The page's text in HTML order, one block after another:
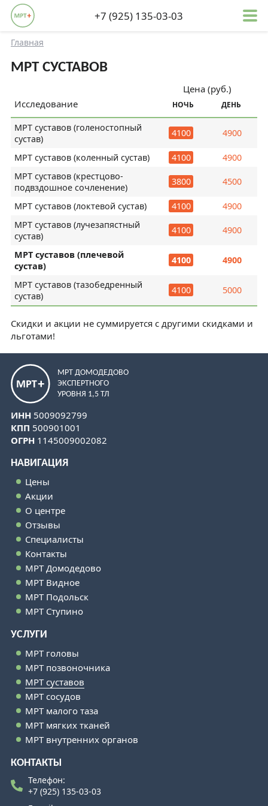
+7 (925) 135-03-03
Главная
МРТ СУСТАВОВ
Исследование
Цена (руб.)
НОЧЬ ДЕНЬ
МРТ суставов (голеностопный
сустав)
4100 4900
МРТ суставов (коленный сустав) 4100
4900
МРТ суставов (крестцово-
подвздошное сочленение)
3800 4500
МРТ суставов (локтевой сустав) 4100
4900
МРТ суставов (лучезапястный
сустав)
4100 4900
МРТ суставов (плечевой
сустав)
4100 4900
МРТ суставов (тазобедренный
сустав)
4100 5000
Скидки и акции не суммируется с другими скидками и
льготами!
МРТ ДОМОДЕДОВО
ЭКСПЕРТНОГО
УРОВНЯ 1,5 ТЛ
ИНН 5009092799
КПП 500901001
ОГРН 1145009002082
НАВИГАЦИЯ
Цены
Акции
О центре
Отзывы
Специалисты
Контакты
МРТ Домодедово
МРТ Видное
МРТ Подольск
МРТ Ступино
УСЛУГИ
МРТ головы
МРТ позвоночника
МРТ суставов
МРТ сосудов
МРТ малого таза
МРТ мягких тканей
МРТ внутренних органов
КОНТАКТЫ
Телефон:
+7 (925) 135-03-03